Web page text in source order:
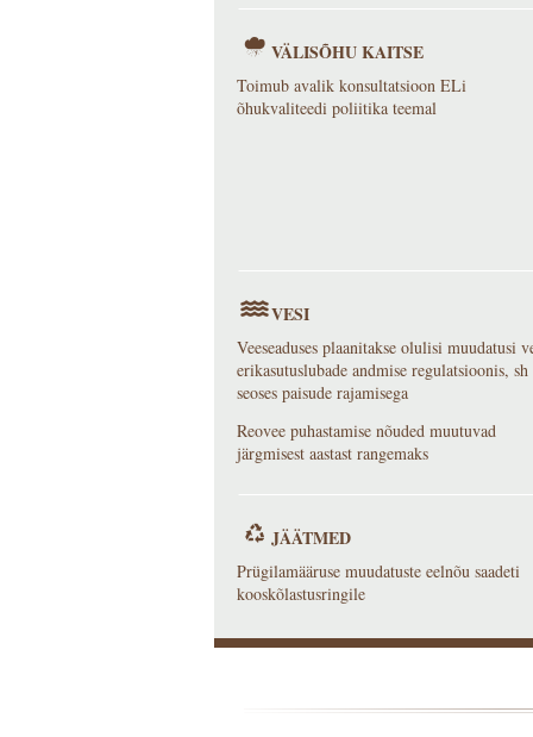
VÄLISÕHU KAITSE
Toimub avalik konsultatsioon ELi
õhukvaliteedi poliitika teemal
VESI
Veeseaduses plaanitakse olulisi muudatusi
erikasutuslubade andmise regulatsioonis, sh
seoses paisude rajamisega
Reovee puhastamise nõuded muutuvad
järgmisest aastast rangemaks
JÄÄTMED
Prügilamääruse muudatuste eelnõu saadeti
kooskõlastusringile